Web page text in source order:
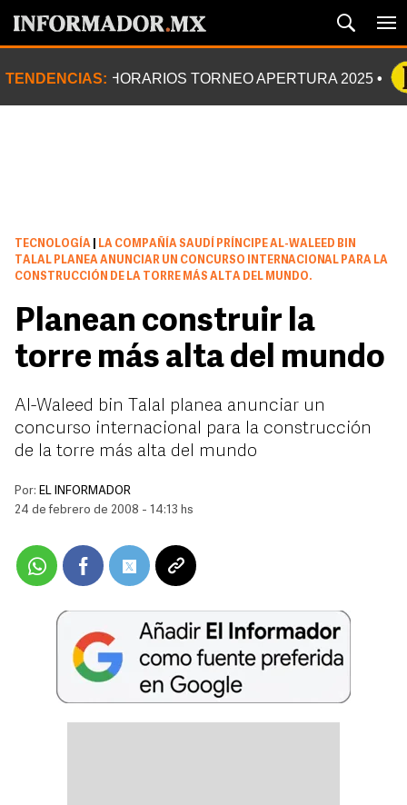
TENDENCIAS: HORARIOS TORNEO APERTURA 2025
TECNOLOGÍA
LA COMPAÑÍA SAUDÍ PRÍNCIPE AL-WALEED BIN
TALAL PLANEA ANUNCIAR UN CONCURSO INTERNACIONAL PARA LA
CONSTRUCCIÓN DE LA TORRE MÁS ALTA DEL MUNDO.
Planean construir la
torre más alta del mundo
Al-Waleed bin Talal planea anunciar un
concurso internacional para la construcción
de la torre más alta del mundo
Por: EL INFORMADOR
24 de febrero de 2008 - 14:13 hs